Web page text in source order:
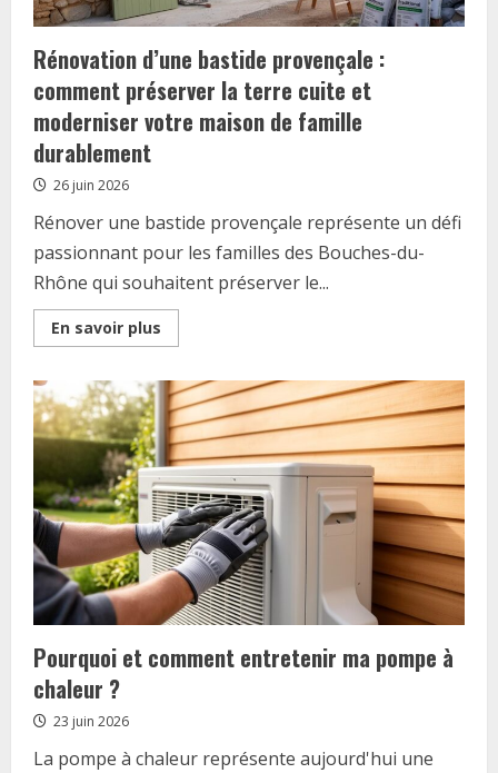
Rénovation d’une bastide provençale :
comment préserver la terre cuite et
moderniser votre maison de famille
durablement
26 juin 2026
Rénover une bastide provençale représente un défi
passionnant pour les familles des Bouches-du-
Rhône qui souhaitent préserver le...
En savoir plus
more
d’une
bastide
provençale
comment
préserver
la
terre
cuite
et
moderniser
votre
maison
de
famille
durablement
Pourquoi et comment entretenir ma pompe à
chaleur ?
23 juin 2026
La pompe à chaleur représente aujourd'hui une